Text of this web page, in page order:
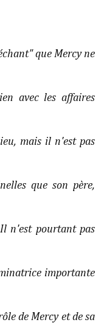
que Mercy ne
avec les affaires
mais il n'est pas
que son père,
n'est pourtant pas
importante
de Mercy et de sa